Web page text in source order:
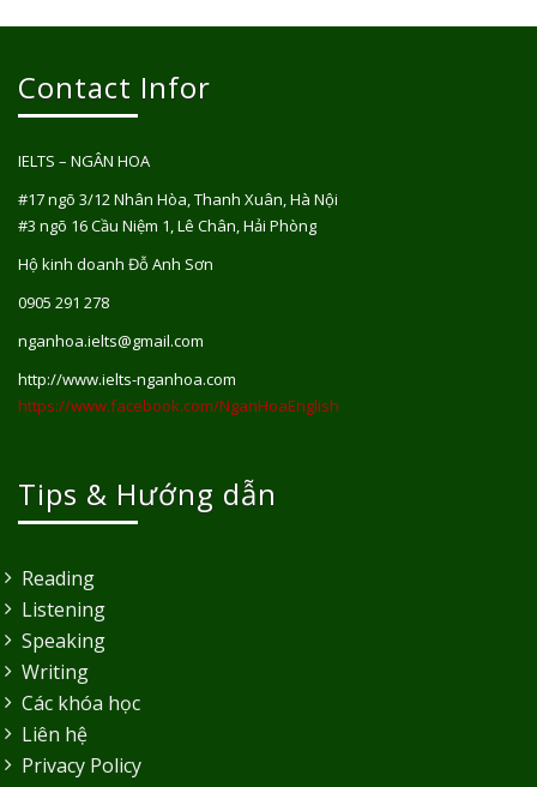
Contact Infor
IELTS – NGÂN HOA
#17 ngõ 3/12 Nhân Hòa, Thanh Xuân, Hà Nội
#3 ngõ 16 Cầu Niệm 1, Lê Chân, Hải Phòng
Hộ kinh doanh Đỗ Anh Sơn
0905 291 278
nganhoa.ielts@gmail.com
http://www.ielts-nganhoa.com
https://www.facebook.com/NganHoaEnglish
Tips & Hướng dẫn
Reading
Listening
Speaking
Writing
Các khóa học
Liên hệ
Privacy Policy